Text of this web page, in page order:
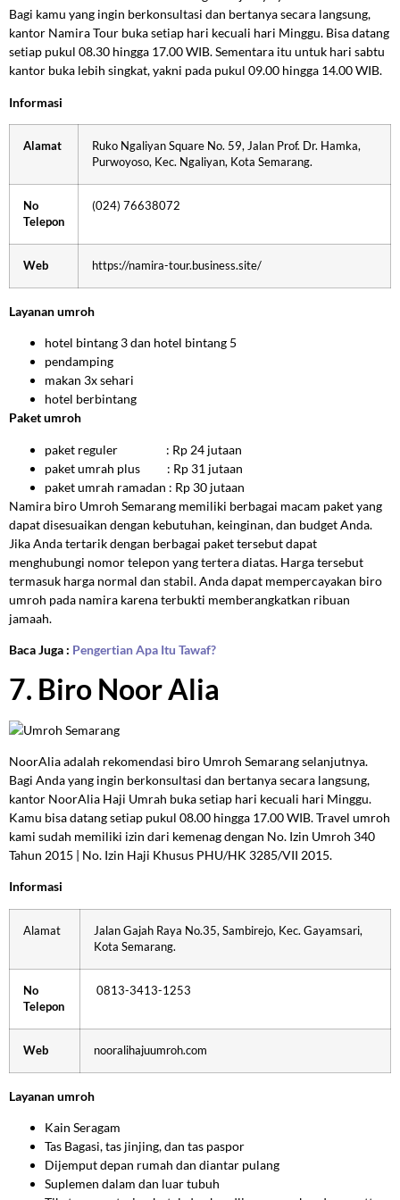
Bagi kamu yang ingin berkonsultasi dan bertanya secara langsung,
kantor Namira Tour buka setiap hari kecuali hari Minggu. Bisa datang
setiap pukul 08.30 hingga 17.00 WIB. Sementara itu untuk hari sabtu
kantor buka lebih singkat, yakni pada pukul 09.00 hingga 14.00 WIB.
Informasi
Alamat
Ruko Ngaliyan Square No. 59, Jalan Prof. Dr. Hamka,
Purwoyoso, Kec. Ngaliyan, Kota Semarang.
No
Telepon
(024) 76638072
Web https://namira-tour.business.site/
Layanan umroh
hotel bintang 3 dan hotel bintang 5
pendamping
makan 3x sehari
hotel berbintang
Paket umroh
paket reguler
: Rp 24 jutaan
paket umrah plus : Rp 31 jutaan
paket umrah ramadan : Rp 30 jutaan
Namira biro Umroh Semarang memiliki berbagai macam paket yang
dapat disesuaikan dengan kebutuhan, keinginan, dan budget Anda.
Jika Anda tertarik dengan berbagai paket tersebut dapat
menghubungi nomor telepon yang tertera diatas. Harga tersebut
termasuk harga normal dan stabil. Anda dapat mempercayakan biro
umroh pada namira karena terbukti memberangkatkan ribuan
jamaah.
Baca Juga : Pengertian Apa Itu Tawaf?
7. Biro Noor Alia
NoorAlia adalah rekomendasi biro Umroh Semarang selanjutnya.
Bagi Anda yang ingin berkonsultasi dan bertanya secara langsung,
kantor NoorAlia Haji Umrah buka setiap hari kecuali hari Minggu.
Kamu bisa datang setiap pukul 08.00 hingga 17.00 WIB.Travel umroh
kami sudah memiliki izin dari kemenag dengan No. Izin Umroh 340
Tahun 2015 | No. Izin Haji Khusus PHU/HK 3285/VII 2015.
Informasi
Alamat
Jalan Gajah Raya No.35, Sambirejo, Kec. Gayamsari,
Kota Semarang.
No
Telepon
0813-3413-1253
Web nooralihajuumroh.com
Layanan umroh
Kain Seragam
Tas Bagasi, tas jinjing, dan tas paspor
Dijemput depan rumah dan diantar pulang
Suplemen dalam dan luar tubuh